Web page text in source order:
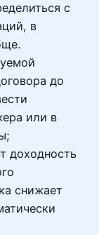
с
в
до
или в
доходность
снижает